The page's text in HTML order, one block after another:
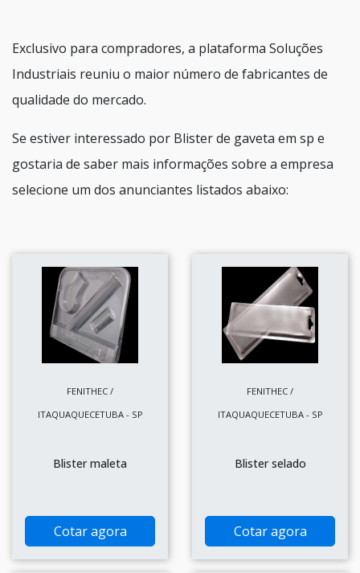
Exclusivo para compradores, a plataforma Soluções
Industriais reuniu o maior número de fabricantes de
qualidade do mercado.
Se estiver interessado por Blister de gaveta em sp e
gostaria de saber mais informações sobre a empresa
selecione um dos anunciantes listados abaixo:
FENITHEC /
ITAQUAQUECETUBA - SP
Blister maleta
Cotar agora
FENITHEC /
ITAQUAQUECETUBA - SP
Blister selado
Cotar agora